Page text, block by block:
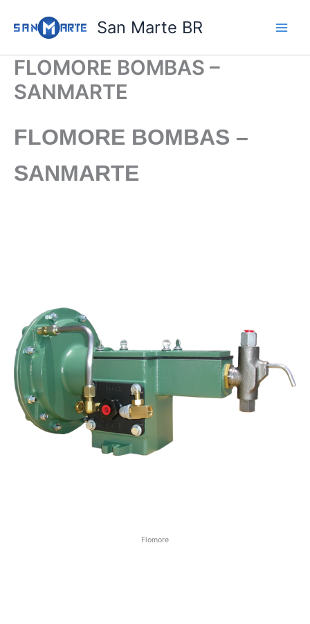
para
conteúdo
San Marte BR
FLOMORE BOMBAS –
SANMARTE
FLOMORE BOMBAS –
SANMARTE
Flomore